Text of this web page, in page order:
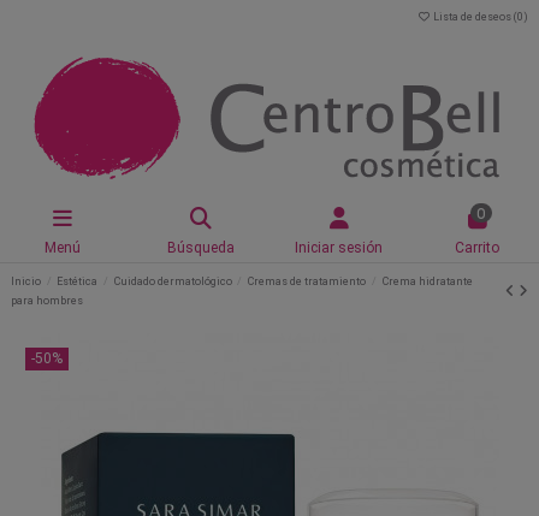
Lista de deseos (0 )
Menú Búsqueda Iniciar sesión
0
Carrito
Inicio Estética Cuidado dermatológico Cremas de tratamiento
Crema hidratante
para hombres
-50%